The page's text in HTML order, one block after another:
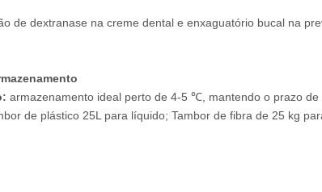
de dextranase na creme dental e enxaguatório bucal na
armazenamento ideal perto de 4-5 ℃, mantendo o prazo de
de plástico 25L para líquido; Tambor de fibra de 25 kg